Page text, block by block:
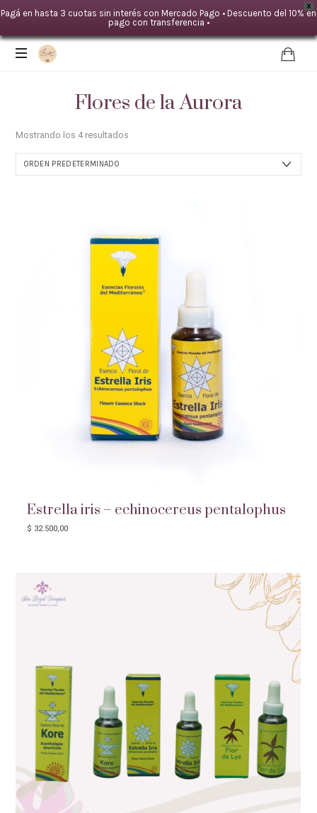
X
Pagá en hasta 3 cuotas sin interés con Mercado Pago • Descuento del 10% en
pago con transferencia •
IDA
Flores de la Aurora
Mostrando los 4 resultados
Estrella iris – echinocereus pentalophus
$ 32.500,00